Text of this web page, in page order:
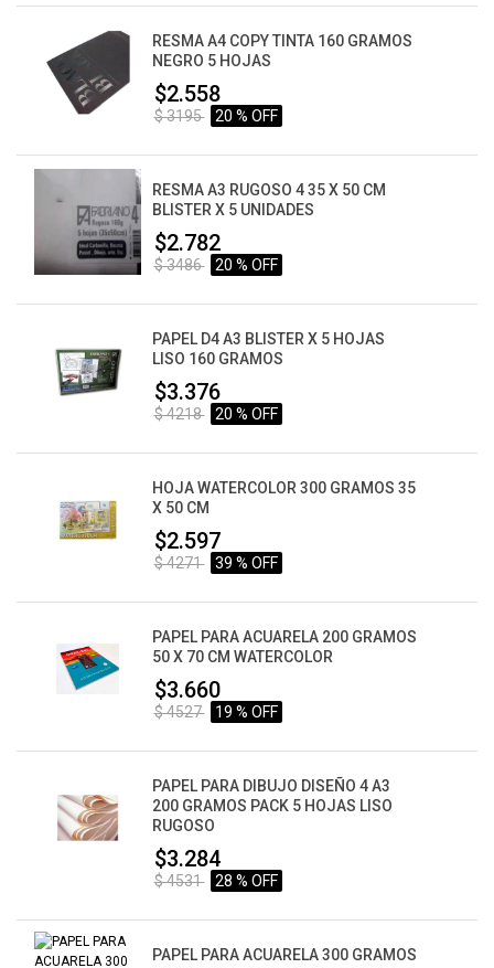
RESMA A4 COPY TINTA 160 GRAMOS
NEGRO 5 HOJAS
$2.558
$ 3195 20 % OFF
RESMA A3 RUGOSO 4 35 X 50 CM
BLISTER X 5 UNIDADES
$2.782
$ 3486 20 % OFF
PAPEL D4 A3 BLISTER X 5 HOJAS
LISO 160 GRAMOS
$3.376
$ 4218 20 % OFF
HOJA WATERCOLOR 300 GRAMOS 35
X 50 CM
$2.597
$ 4271 39 % OFF
PAPEL PARA ACUARELA 200 GRAMOS
50 X 70 CM WATERCOLOR
$3.660
$ 4527 19 % OFF
PAPEL PARA DIBUJO DISEÑO 4 A3
200 GRAMOS PACK 5 HOJAS LISO
RUGOSO
$3.284
$ 4531 28 % OFF
PAPEL PARA ACUARELA 300 GRAMOS